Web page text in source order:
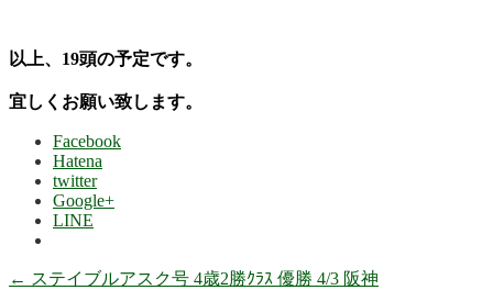
以上、19頭の予定です。
宜しくお願い致します。
Facebook
Hatena
twitter
Google+
LINE
← ステイブルアスク号 4歳2勝ｸﾗｽ 優勝 4/3 阪神